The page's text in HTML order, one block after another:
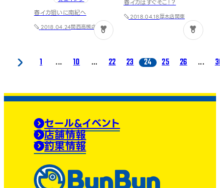
春イカ狙いに南紀へ
2018.04.24関西高槻店 0
春イカはすぐそこ！？
2018.04.18厚木店関東
0
1 ... 10 ... 22 23 24 25 26 ...
セール&イベント
店舗情報
釣果情報